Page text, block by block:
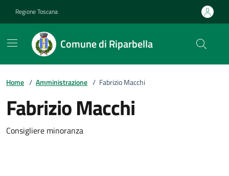
Regione Toscana
Comune di Riparbella
Home / Amministrazione / Fabrizio Macchi
Fabrizio Macchi
Descrizione breve
Consigliere minoranza